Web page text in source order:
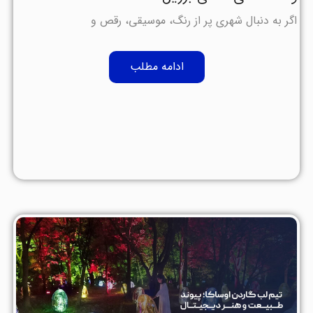
اگر به دنبال شهری پر از رنگ، موسیقی، رقص و
ادامه مطلب